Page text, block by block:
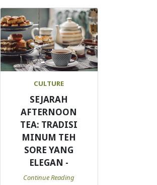
CULTURE
SEJARAH
AFTERNOON
TEA: TRADISI
MINUM TEH
SORE YANG
ELEGAN -
Continue Reading